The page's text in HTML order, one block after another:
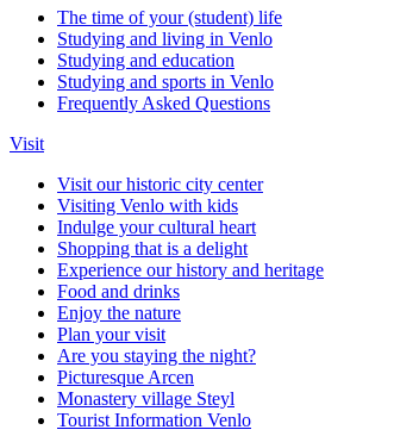
The time of your (student) life
Studying and living in Venlo
Studying and education
Studying and sports in Venlo
Frequently Asked Questions
Visit
Visit our historic city center
Visiting Venlo with kids
Indulge your cultural heart
Shopping that is a delight
Experience our history and heritage
Food and drinks
Enjoy the nature
Plan your visit
Are you staying the night?
Picturesque Arcen
Monastery village Steyl
Tourist Information Venlo